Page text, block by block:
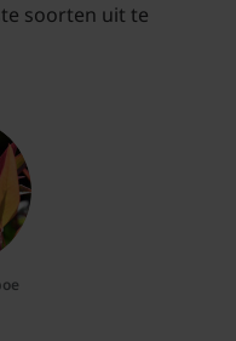
soorten uit te